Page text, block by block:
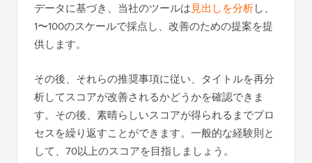
データに基づき、当社のツールは見出しを分析し、
1〜100のスケールで採点し、改善のための提案を提
供します。
その後、それらの推奨事項に従い、タイトルを再分
析してスコアが改善されるかどうかを確認できま
す。その後、素晴らしいスコアが得られるまでプロ
セスを繰り返すことができます。一般的な経験則と
して、70以上のスコアを目指しましょう。